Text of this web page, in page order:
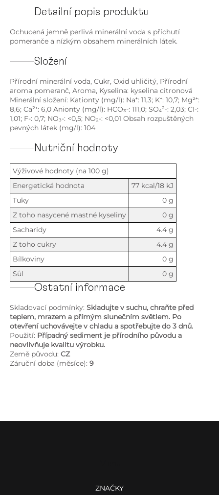
Detailní popis produktu
Ochucená jemně perlivá minerální voda s příchutí
pomeranče a nízkým obsahem minerálních látek.
Složení
Přírodní minerální voda, Cukr, Oxid uhličitý, Přírodní
aroma pomeranč, Aroma, Kyselina: kyselina citronová
Minerální složení: Kationty (mg/l): Na⁺: 11,3; K⁺: 10,7; Mg²⁺:
8,6; Ca²⁺: 6,0 Anionty (mg/l): HCO₃-: 111,0; SO₄²-: 2,03; CI-:
1,01; F-: 0,7; NO₃-: <0,5; NO₂-: <0,01 Obsah rozpuštěných
pevných látek (mg/l): 104
Nutriční hodnoty
Výživové hodnoty (na 100 g)
Energetická hodnota
77 kcal/18 kJ
Tuky
0 g
Z toho nasycené mastné kyseliny
0 g
Sacharidy
4.4 g
Z toho cukry
4.4 g
Bílkoviny
0 g
Sůl
0 g
Ostatní informace
Skladovací podmínky: Skladujte v suchu, chraňte před
teplem, mrazem a přímým slunečním světlem. Po
otevření uchovávejte v chladu a spotřebujte do 3 dnů.
Použití: Případný sediment je přírodního původu a
neovlivňuje kvalitu výrobku.
Země původu: CZ
Záruční doba (měsíce): 9
ZNAČKY